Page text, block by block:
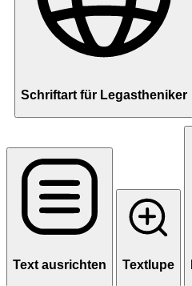
Schriftart für Legastheniker
Text ausrichten Textlupe